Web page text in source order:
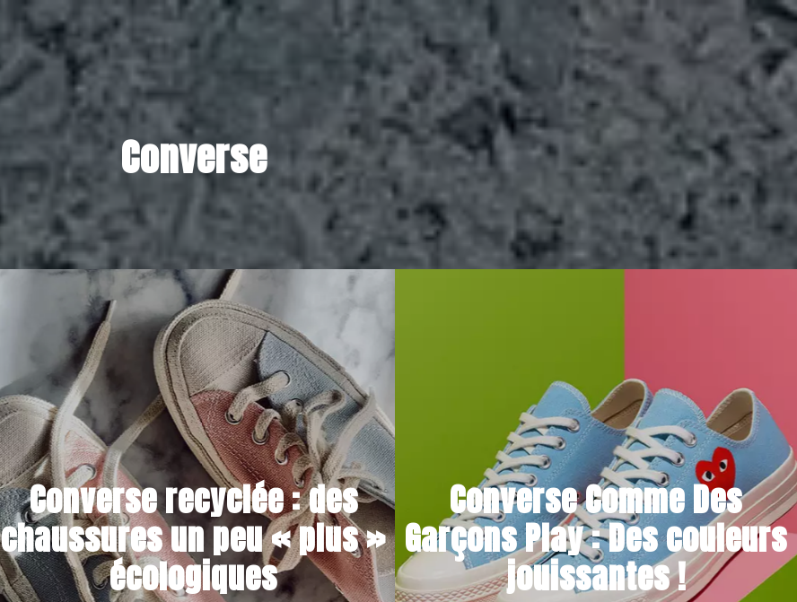
Converse
Converse recyclée : des
chaussures un peu « plus »
écologiques
Converse Comme Des
Garçons Play : Des couleurs
jouissantes !